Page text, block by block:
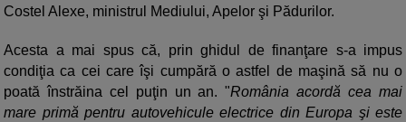
Costel Alexe, ministrul Mediului, Apelor şi Pădurilor.
Acesta a mai spus că, prin ghidul de finanţare s-a impus
condiţia ca cei care îşi cumpără o astfel de maşină să nu o
poată înstrăina cel puţin un an. "România acordă cea mai
mare primă pentru autovehicule electrice din Europa şi este